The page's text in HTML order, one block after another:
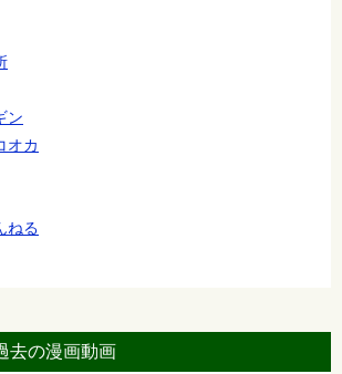
ン
オカ
ねる
去の漫画動画